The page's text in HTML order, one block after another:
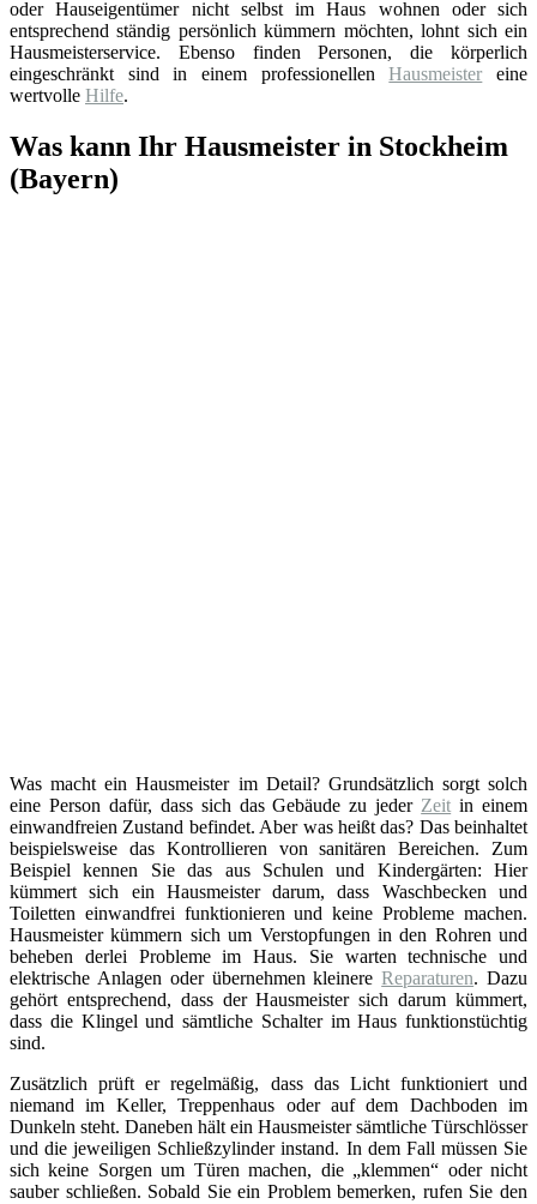
oder Hauseigentümer nicht selbst im Haus wohnen oder sich
entsprechend ständig persönlich kümmern möchten, lohnt sich ein
Hausmeisterservice. Ebenso finden Personen, die körperlich
eingeschränkt sind in einem professionellenHausmeister eine
wertvolle Hilfe.
Was kann Ihr Hausmeister in Stockheim
(Bayern)
Was macht ein Hausmeister im Detail? Grundsätzlich sorgt solch
eine Person dafür, dass sich das Gebäude zu jeder Zeit in einem
einwandfreien Zustand befindet. Aber was heißt das? Das beinhaltet
beispielsweise das Kontrollieren von sanitären Bereichen. Zum
Beispiel kennen Sie das aus Schulen und Kindergärten: Hier
kümmert sich ein Hausmeister darum, dass Waschbecken und
Toiletten einwandfrei funktionieren und keine Probleme machen.
Hausmeister kümmern sich um Verstopfungen in den Rohren und
beheben derlei Probleme im Haus. Sie warten technische und
elektrische Anlagen oder übernehmen kleinereReparaturen. Dazu
gehört entsprechend, dass der Hausmeister sich darum kümmert,
dass die Klingel und sämtliche Schalter im Haus funktionstüchtig
sind.
Zusätzlich prüft er regelmäßig, dass das Licht funktioniert und
niemand im Keller, Treppenhaus oder auf dem Dachboden im
Dunkeln steht. Daneben hält ein Hausmeister sämtliche Türschlösser
und die jeweiligen Schließzylinder instand. In dem Fall müssen Sie
sich keine Sorgen um Türen machen, die „klemmen“ oder nicht
sauber schließen. Sobald Sie ein Problem bemerken, rufen Sie den